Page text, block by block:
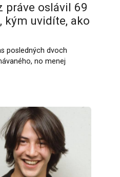
práve oslávil 69
kým uvidíte, ako
posledných dvoch
no menej